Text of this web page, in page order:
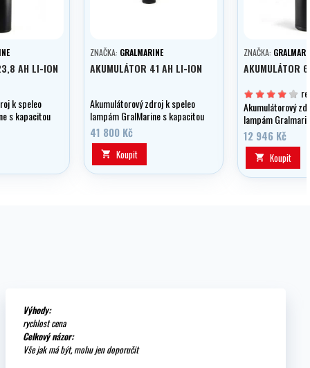
AH LI-ION
k speleo
s kapacitou
ZNAČKA: GRALMARINE
AKUMULÁTOR 41 AH LI-ION
Akumulátorový zdroj k speleo
lampám GralMarine s kapacitou
41 Ah, bez paměťového efektu,
Li-Ion.
41 800 Kč
 Koupit
ZNAČKA:
AKUMULÁTOR
Akumulátorový
lampám
kapacitou 6,8 Ah,
paměťového
12 946 Kč
 Koupit
Výhody:
rychlost cena
Celkový názor:
Vše jak má být, mohu jen doporučit